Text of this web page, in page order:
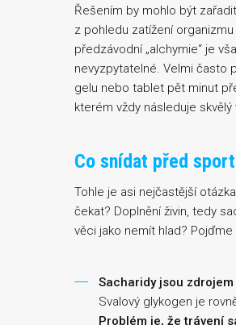
Řešením by mohlo být
z pohledu zatížení
předzávodní „alchymie“ je
nevyzpytatelné. Velmi často
gelu nebo tablet pět minut
kterém vždy následuje
Co snídat před
Tohle je asi nejčastější
čekat? Doplnění živin, tedy
věci jako nemít hlad?
Sacharidy jsou
Svalový glykogen je
Problém je, že trávení